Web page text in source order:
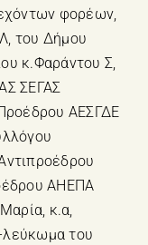
φορέων,
του Δήμου
κ.Φαράντου Σ,
ΣΕΓΑΣ
ΑΕΣΓΔΕ
ΑΗΕΠΑ
κ.α,
λεύκωμα του